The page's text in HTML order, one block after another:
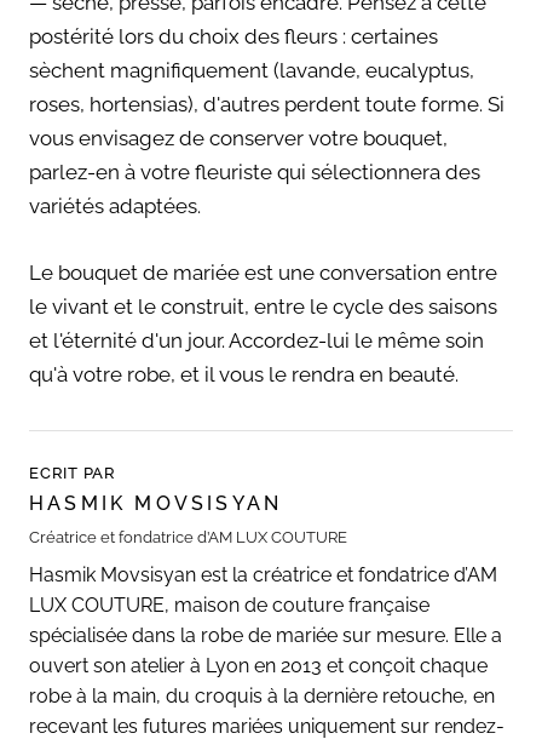
postérité lors du choix des fleurs : certaines
sèchent magnifiquement (lavande, eucalyptus,
roses, hortensias), d'autres perdent toute forme. Si
vous envisagez de conserver votre bouquet,
parlez-en à votre fleuriste qui sélectionnera des
variétés adaptées.
Le bouquet de mariée est une conversation entre
le vivant et le construit, entre le cycle des saisons
et l'éternité d'un jour. Accordez-lui le même soin
qu'à votre robe, et il vous le rendra en beauté.
ECRIT PAR
HASMIK MOVSISYAN
Créatrice et fondatrice d’AM LUX COUTURE
Hasmik Movsisyan est la créatrice et fondatrice d’AM
LUX COUTURE, maison de couture française
spécialisée dans la robe de mariée sur mesure. Elle a
ouvert son atelier à Lyon en 2013 et conçoit chaque
robe à la main, du croquis à la dernière retouche, en
recevant les futures mariées uniquement sur rendez-